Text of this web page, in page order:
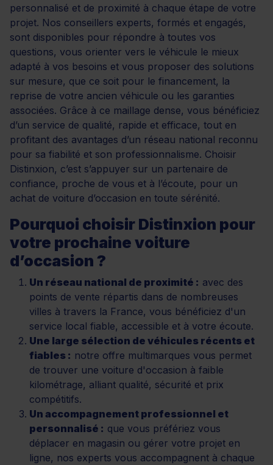
personnalisé et de proximité à chaque étape de votre
projet. Nos conseillers experts, formés et engagés,
sont disponibles pour répondre à toutes vos
questions, vous orienter vers le véhicule le mieux
adapté à vos besoins et vous proposer des solutions
sur mesure, que ce soit pour le financement, la
reprise de votre ancien véhicule ou les garanties
associées. Grâce à ce maillage dense, vous bénéficiez
d’un service de qualité, rapide et efficace, tout en
profitant des avantages d’un réseau national reconnu
pour sa fiabilité et son professionnalisme. Choisir
Distinxion, c’est s’appuyer sur un partenaire de
confiance, proche de vous et à l’écoute, pour un
achat de voiture d’occasion en toute sérénité.
Pourquoi choisir Distinxion pour
votre prochaine voiture
d’occasion ?
Un réseau national de proximité : avec des
points de vente répartis dans de nombreuses
villes à travers la France, vous bénéficiez d'un
service local fiable, accessible et à votre écoute.
Une large sélection de véhicules récents et
fiables : notre offre multimarques vous permet
de trouver une voiture d'occasion à faible
kilométrage, alliant qualité, sécurité et prix
compétitifs.
Un accompagnement professionnel et
personnalisé : que vous préfériez vous
déplacer en magasin ou gérer votre projet en
ligne, nos experts vous accompagnent à chaque